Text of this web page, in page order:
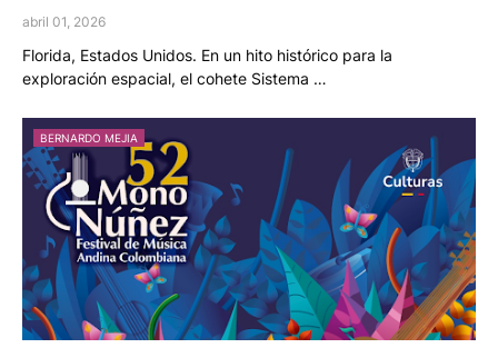
abril 01, 2026
Florida, Estados Unidos. En un hito histórico para la
exploración espacial, el cohete Sistema …
BERNARDO MEJIA